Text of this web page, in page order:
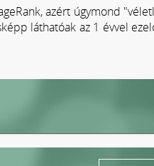
azért úgymond
láthatóak az 1 évvel